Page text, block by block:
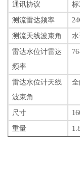
通讯协议
测流雷达频率
测流天线波束角
雷达水位计雷达
频率
雷达水位计天线
波束角
全
尺寸
重量